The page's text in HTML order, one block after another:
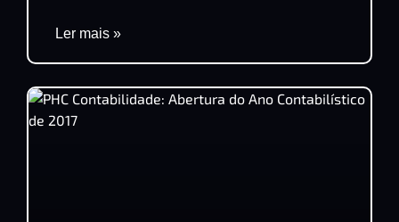
Ler mais »